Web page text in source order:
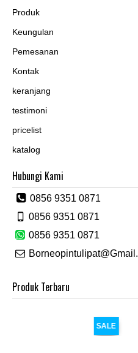
Produk
Keungulan
Pemesanan
Kontak
keranjang
testimoni
pricelist
katalog
Hubungi Kami
0856 9351 0871
0856 9351 0871
0856 9351 0871
Produk Terbaru